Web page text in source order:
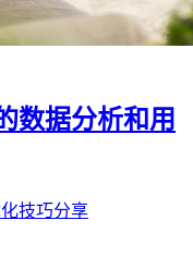
数据分析和用